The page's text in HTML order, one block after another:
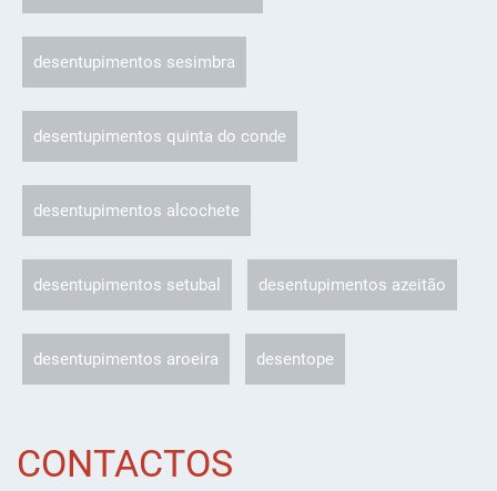
desentupimentos sesimbra
desentupimentos quinta do conde
desentupimentos alcochete
desentupimentos setubal desentupimentos azeitão
desentupimentos aroeira desentope
CONTACTOS